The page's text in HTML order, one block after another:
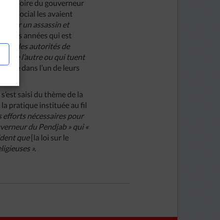
mémoire du gouverneur
social les avaient
un assassin et
années qui est
les autorités de
de l’autre ou qui tuent
lire dans l’un de leurs
saisi du thème de la
la pratique instituée au fil
efforts nécessaires pour
du Pendjab » qui «
que[la loi sur le
».